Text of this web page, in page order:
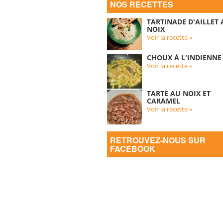
NOS RECETTES
TARTINADE D'AILLET
NOIX
Voir la recette »
CHOUX À L'INDIENNE
Voir la recette »
TARTE AU NOIX ET
CARAMEL
Voir la recette »
RETROUVEZ-NOUS SUR
FACEBOOK